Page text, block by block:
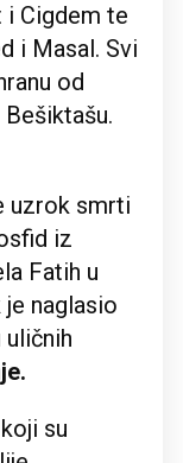
i Cigdem te
i Masal. Svi
od
uzrok smrti
iz
Fatih u
naglasio
uličnih
su